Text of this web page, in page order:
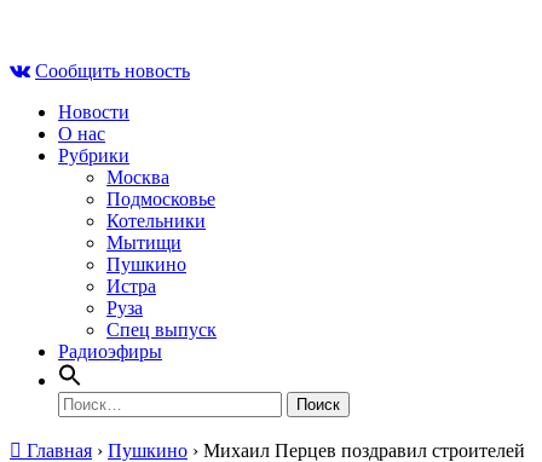
contentСообщить новость
Новости
О нас
Рубрики
Москва
Подмосковье
Котельники
Мытищи
Пушкино
Истра
Руза
Спец выпуск
Радиоэфиры
Найти:
Главная › Пушкино › Михаил Перцев поздравил строителей